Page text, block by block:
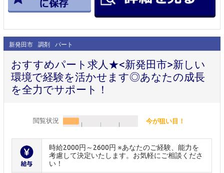
新発田市 調剤 パート
おすすめパート求人★<新発田市>新しい
環境で経験を活かせます◎あなたの成長
を全力でサポート！
閲覧状況 今が狙い目！
時給2000円～2600円 ※あなたのご経験、能力を
考慮して決定いたします。お気軽にご相談くださ
い！